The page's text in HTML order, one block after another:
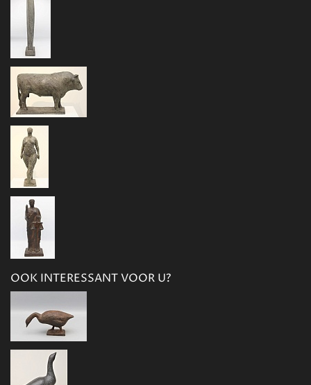
OOK INTERESSANT VOOR U?